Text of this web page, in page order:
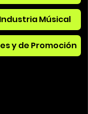
Músical
y de Promoción